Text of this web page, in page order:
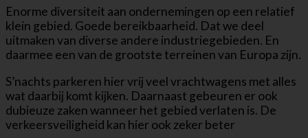
Enorme diversiteit aan ondernemingen op een relatief
klein gebied. Goede bereikbaarheid. Dat we deel
uitmaken van diverse andere industriegebieden. En
daarmee een van de grootste terreinen van Europa zijn.
S’nachts parkeren hier vrij veel vrachtwagens met alles
wat daarbij komt kijken. Daarnaast gebeuren er ook
dubieuze zaken wanneer het gebied verlaten is. De
verkeersveiligheid kan hier ook zeker beter